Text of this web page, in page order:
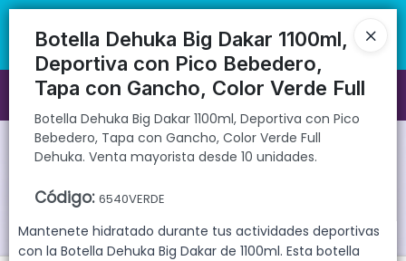
Botella Dehuka Big Dakar 1100ml, Deportiva con Pico Bebedero, Tapa
unidades.Botella Dehuka Big Dakar 1100ml,
Deportiva con Pico Bebedero,
Tapa con Gancho, Color Verde Full
Botella Dehuka Big Dakar 1100ml, Deportiva con Pico
Bebedero, Tapa con Gancho, Color Verde Full
Dehuka. Venta mayorista desde 10 unidades.
Código: 6540VERDE
Mantenete hidratado durante tus actividades deportivas
con la Botella Dehuka Big Dakar de 1100ml. Esta botella
directa | 📦 Comprá mayorista desde 10 unidades. ¡Registrate y
accedé a precios exclusivos!
Ingresar a la Tienda
CÓMO COMPRAR
QUIÉNES SOMOS
GARANTIAS